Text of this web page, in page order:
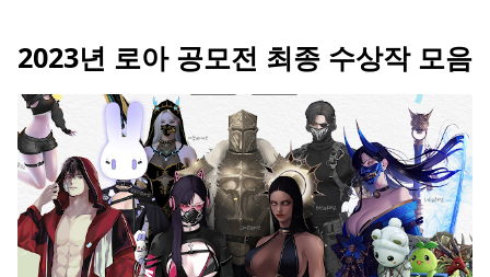
2023년 로아 공모전 최종 수상작 모음